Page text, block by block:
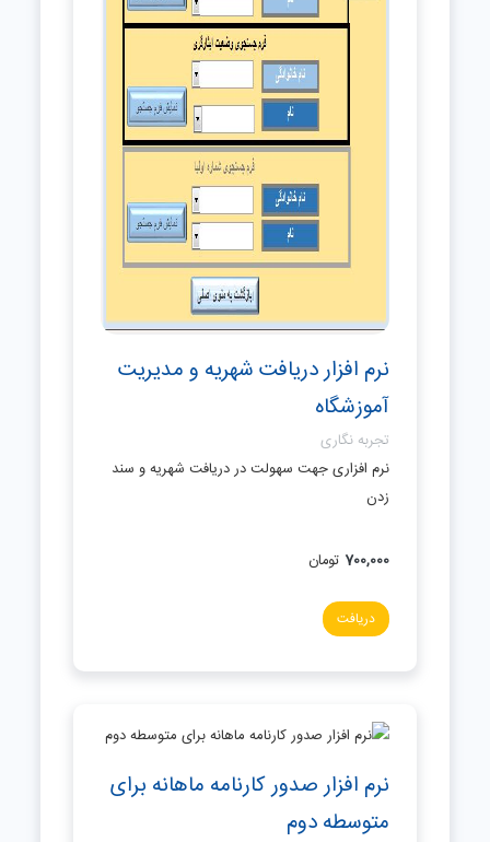
نرم افزار دریافت شهریه و مدیریت
آموزشگاه
تجربه نگاری
نرم افزاری جهت سهولت در دریافت شهریه و سند
زدن
700,000 تومان
دریافت
نرم افزار صدور کارنامه ماهانه برای
متوسطه دوم